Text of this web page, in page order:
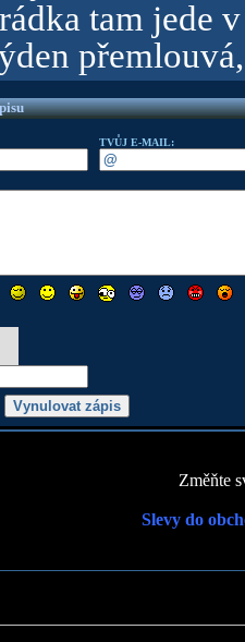
tam jede
TVŮJ E-MAIL:
Změňte
Slevy do